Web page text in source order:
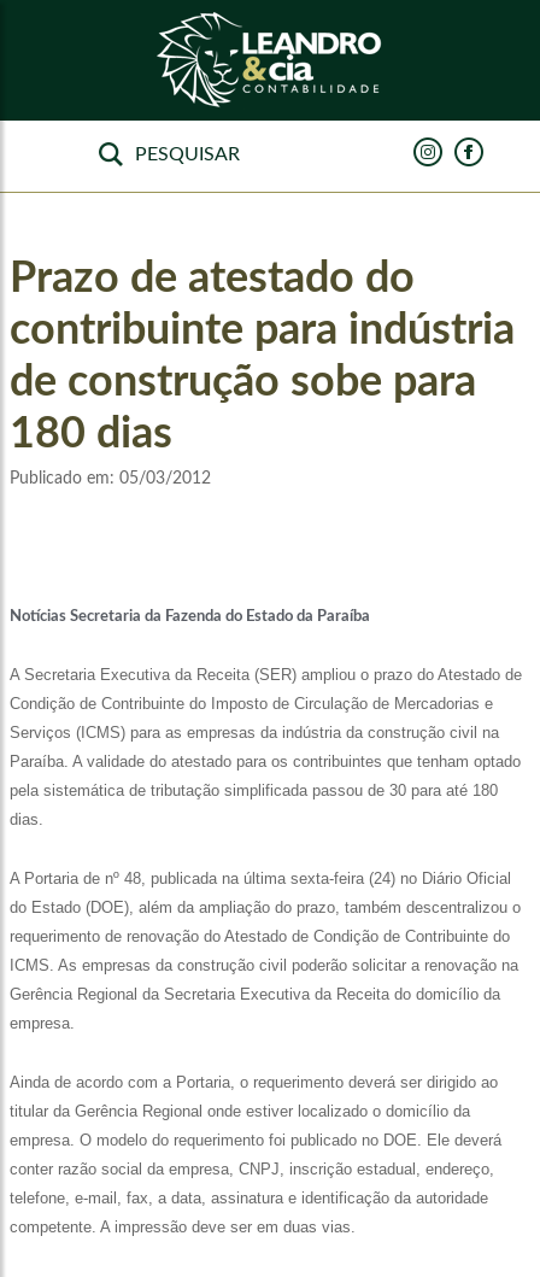
Prazo de atestado do
contribuinte para indústria
de construção sobe para
180 dias
Publicado em: 05/03/2012
Notícias Secretaria da Fazenda do Estado da Paraíba
A Secretaria Executiva da Receita (SER) ampliou o prazo do Atestado de
Condição de Contribuinte do Imposto de Circulação de Mercadorias e
Serviços (ICMS) para as empresas da indústria da construção civil na
Paraíba. A validade do atestado para os contribuintes que tenham optado
pela sistemática de tributação simplificada passou de 30 para até 180
dias.
A Portaria de nº 48, publicada na última sexta-feira (24) no Diário Oficial
do Estado (DOE), além da ampliação do prazo, também descentralizou o
requerimento de renovação do Atestado de Condição de Contribuinte do
ICMS. As empresas da construção civil poderão solicitar a renovação na
Gerência Regional da Secretaria Executiva da Receita do domicílio da
empresa.
Ainda de acordo com a Portaria, o requerimento deverá ser dirigido ao
titular da Gerência Regional onde estiver localizado o domicílio da
empresa. O modelo do requerimento foi publicado no DOE. Ele deverá
conter razão social da empresa, CNPJ, inscrição estadual, endereço,
telefone, e-mail, fax, a data, assinatura e identificação da autoridade
competente. A impressão deve ser em duas vias.